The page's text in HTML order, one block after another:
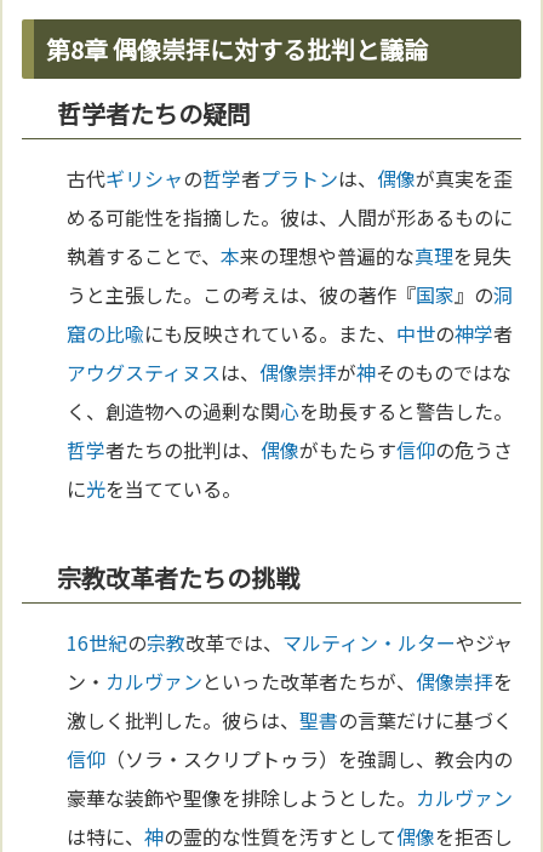
第8章 偶像崇拝に対する批判と議論
哲学者たちの疑問
古代ギリシャの哲学者プラトンは、 偶像が真実を歪
める可能性を指摘した。彼は、人間が形あるものに
執着することで、本来の理想や普遍的な真理を見失
うと主張した。この考えは、彼の著作『国家』の洞
窟の比喩にも反映されている。また、 中世の神学者
アウグスティヌスは、 偶像崇拝が神そのものではな
く、創造物への過剰な関心を助長すると警告した。
哲学者たちの批判は、 偶像がもたらす信仰の危うさ
に光を当てている。
宗教改革者たちの挑戦
16世紀の宗教改革では、 マルティン・ルターやジャ
ン・ カルヴァンといった改革者たちが、 偶像崇拝を
激しく批判した。彼らは、聖書の言葉だけに基づく
信仰 （ソラ・スクリプトゥラ）を強調し、教会内の
豪華な装飾や聖像を排除しようとした。 カルヴァン
は特に、神の霊的な性質を汚すとして偶像を拒否し